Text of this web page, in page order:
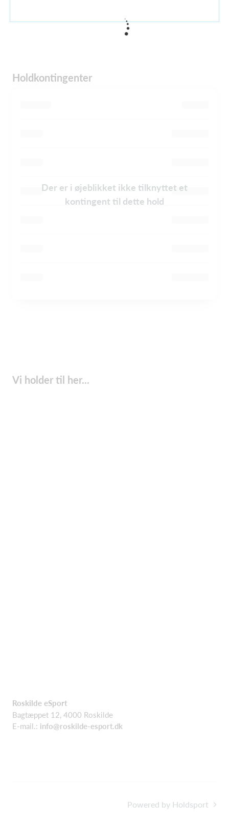
Holdkontingenter
Der er i øjeblikket ikke tilknyttet et
kontingent til dette hold
Vi holder til her...
Roskilde eSport
Bagtæppet 12, 4000 Roskilde
E-mail.: info@roskilde-esport.dk
Powered by Holdsport